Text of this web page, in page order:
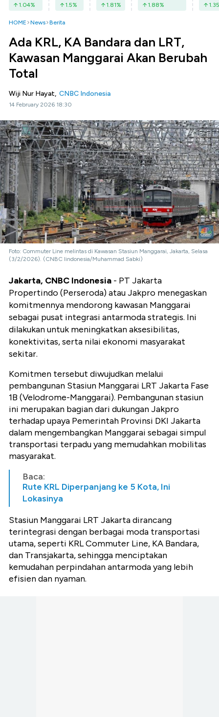
1.04% 1.5% 1.81% 1.88% 1.35
HOME News Berita
Ada KRL, KA Bandara dan LRT,
Kawasan Manggarai Akan Berubah
Total
Wiji Nur Hayat, CNBC Indonesia
14 February 2026 18:30
Foto: Commuter Line melintas di Kawasan Stasiun Manggarai, Jakarta, Selasa
(3/2/2026). (CNBC Iindonesia/Muhammad Sabki)
Jakarta, CNBC Indonesia - PT Jakarta
Propertindo (Perseroda) atau Jakpro menegaskan
komitmennya mendorong kawasan Manggarai
sebagai pusat integrasi antarmoda strategis. Ini
dilakukan untuk meningkatkan aksesibilitas,
konektivitas, serta nilai ekonomi masyarakat
sekitar.
Komitmen tersebut diwujudkan melalui
pembangunan Stasiun Manggarai LRT Jakarta Fase
1B (Velodrome-Manggarai). Pembangunan stasiun
ini merupakan bagian dari dukungan Jakpro
terhadap upaya Pemerintah Provinsi DKI Jakarta
dalam mengembangkan Manggarai sebagai simpul
transportasi terpadu yang memudahkan mobilitas
masyarakat.
Baca:
Rute KRL Diperpanjang ke 5 Kota, Ini
Lokasinya
Stasiun Manggarai LRT Jakarta dirancang
terintegrasi dengan berbagai moda transportasi
utama, seperti KRL Commuter Line, KA Bandara,
dan Transjakarta, sehingga menciptakan
kemudahan perpindahan antarmoda yang lebih
efisien dan nyaman.